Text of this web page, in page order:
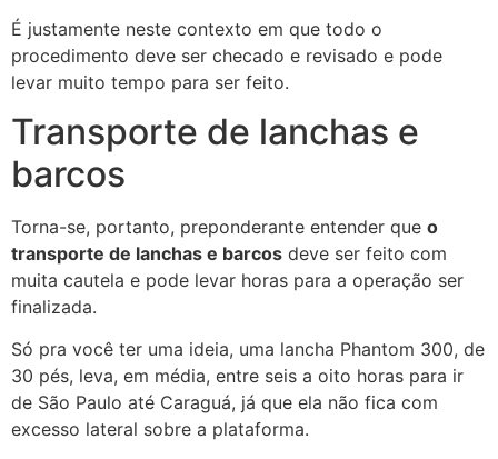
É justamente neste contexto em que todo o
procedimento deve ser checado e revisado e pode
levar muito tempo para ser feito.
Transporte de lanchas e
barcos
Torna-se, portanto, preponderante entender que o
transporte de lanchas e barcos deve ser feito com
muita cautela e pode levar horas para a operação ser
finalizada.
Só pra você ter uma ideia, uma lancha Phantom 300, de
30 pés, leva, em média, entre seis a oito horas para ir
de São Paulo até Caraguá, já que ela não fica com
excesso lateral sobre a plataforma.